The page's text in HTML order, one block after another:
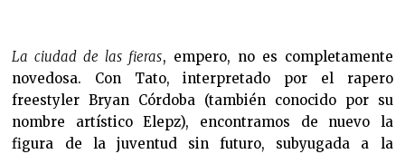
La ciudad de las fieras, empero, no es completamente
novedosa. Con Tato, interpretado por el rapero
freestyler Bryan Córdoba (también conocido por su
nombre artístico Elepz), encontramos de nuevo la
figura de la juventud sin futuro, subyugada a la